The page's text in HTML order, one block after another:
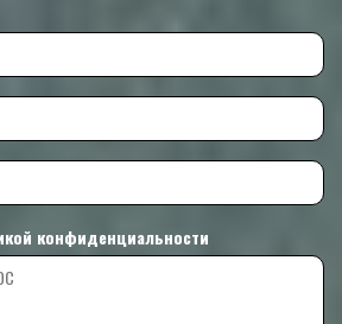
конфиденциальности